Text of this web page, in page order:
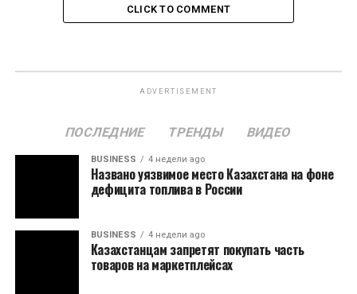
CLICK TO COMMENT
ADVERTISEMENT
ПОСЛЕДНИЕ ТРЕНДЫ ВИДЕО
BUSINESS 4 недели ago
Названо уязвимое место Казахстана на фоне
дефицита топлива в России
BUSINESS 4 недели ago
Казахстанцам запретят покупать часть
товаров на маркетплейсах